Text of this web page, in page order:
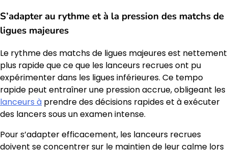
S’adapter au rythme et à la pression des matchs de
ligues majeures
Le rythme des matchs de ligues majeures est nettement
plus rapide que ce que les lanceurs recrues ont pu
expérimenter dans les ligues inférieures. Ce tempo
rapide peut entraîner une pression accrue, obligeant les
lanceurs à prendre des décisions rapides et à exécuter
des lancers sous un examen intense.
Pour s’adapter efficacement, les lanceurs recrues
doivent se concentrer sur le maintien de leur calme lors